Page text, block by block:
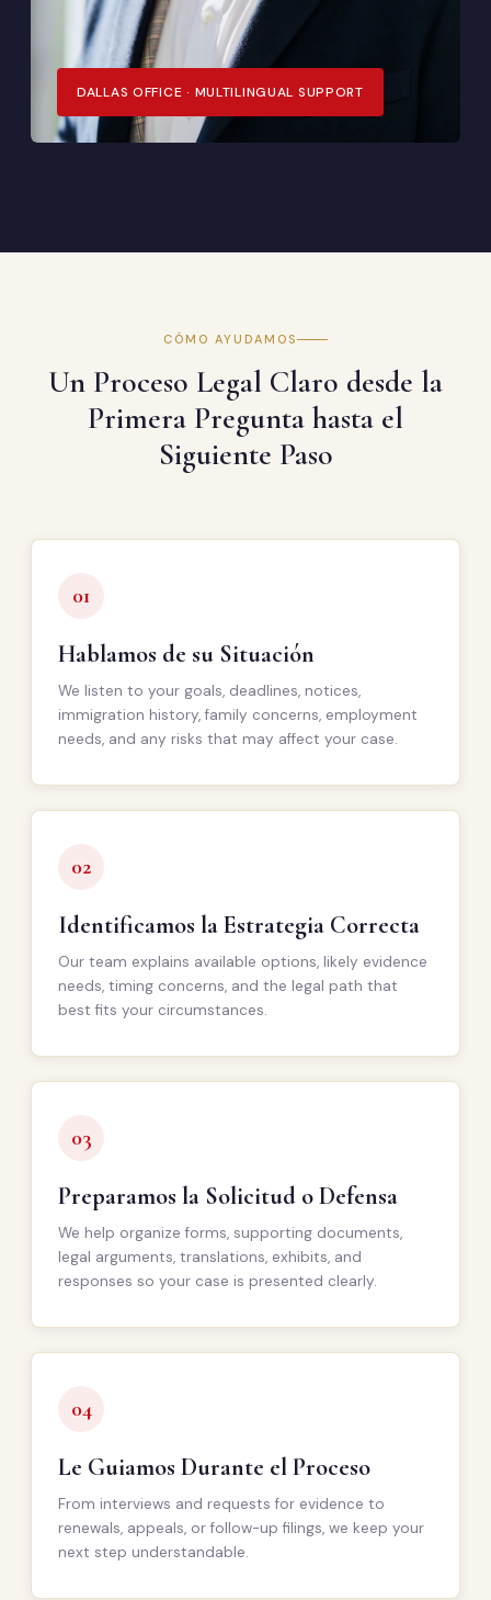
DALLAS OFFICE · MULTILINGUAL SUPPORT
CÓMO AYUDAMOS
Un Proceso Legal Claro desde la
Primera Pregunta hasta el
Siguiente Paso
01
Hablamos de su Situación
We listen to your goals, deadlines, notices,
immigration history, family concerns, employment
needs, and any risks that may affect your case.
02
Identificamos la Estrategia Correcta
Our team explains available options, likely evidence
needs, timing concerns, and the legal path that
best fits your circumstances.
03
Preparamos la Solicitud o Defensa
We help organize forms, supporting documents,
legal arguments, translations, exhibits, and
responses so your case is presented clearly.
04
Le Guiamos Durante el Proceso
From interviews and requests for evidence to
renewals, appeals, or follow-up filings, we keep your
next step understandable.